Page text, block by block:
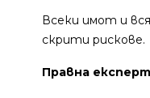
Всеки имот и
скрити рискове.
Правна